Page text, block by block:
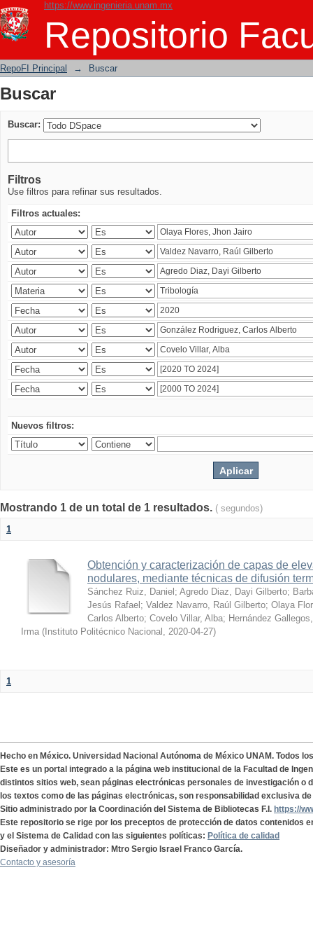
https://www.ingenieria.unam.mx
Repositorio
Buscar
RepoFI Principal → Buscar
Buscar
Buscar:
Filtros
Use filtros para refinar sus resultados.
Filtros actuales:
Nuevos filtros:
Mostrando 1 de un total de 1 resultados. ( segundos)
1
Obtención y caracterización de capas de
nodulares, mediante técnicas de difusión
Sánchez Ruiz, Daniel ; Agredo Diaz, Dayi Gilberto;
Jesús Rafael ; Valdez Navarro, Raúl Gilberto; Olaya
Carlos Alberto; Covelo Villar, Alba; Hernández
Irma ( Instituto Politécnico Nacional , 2020-04-27)
1
Hecho en México. Universidad Nacional Autónoma de México UNAM. Todos
Este es un portal integrado a la página web institucional de la Facultad de
distintos sitios web, sean páginas electrónicas personales de investigación o
los textos como de las páginas electrónicas, son responsabilidad exclusiva
Sitio administrado por la Coordinación del Sistema de Bibliotecas F.I. https://
Este repositorio se rige por los preceptos de protección de datos contenidos
y el Sistema de Calidad con las siguientes políticas: Política de calidad
Diseñador y administrador: Mtro Sergio Israel Franco García.
Contacto y asesoría